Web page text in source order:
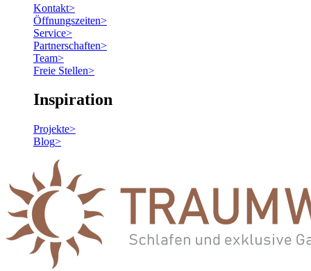
Kontakt>
Öffnungszeiten>
Service>
Partnerschaften>
Team>
Freie Stellen>
Inspiration
Projekte>
Blog>